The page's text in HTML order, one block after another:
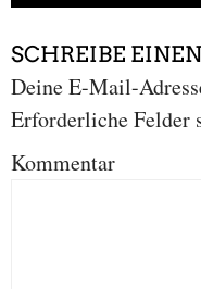
SCHREIBE
Deine E-Mail-
Erforderliche Felder
Kommentar